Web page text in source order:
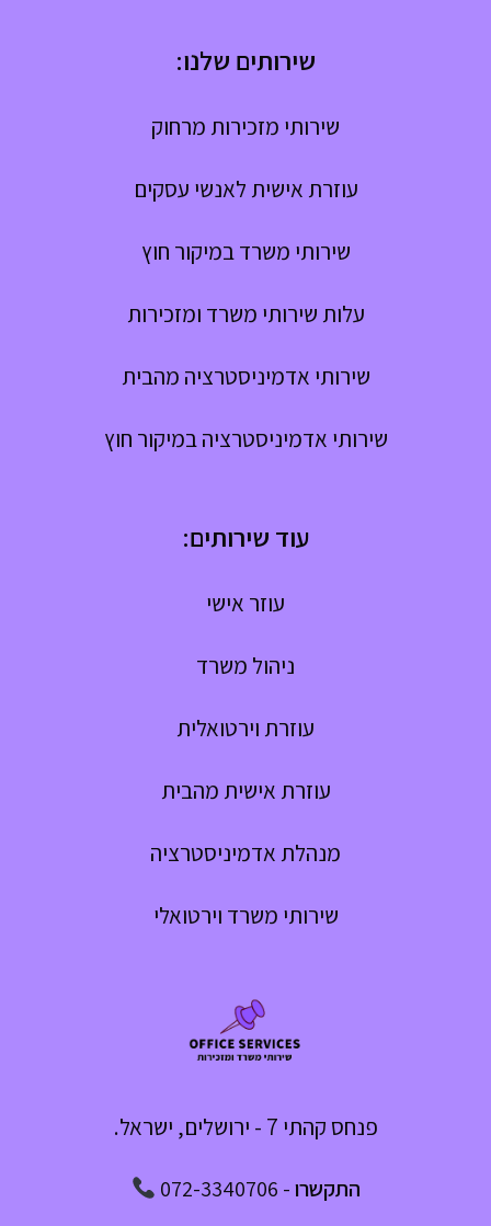
שירותים שלנו:
שירותי מזכירות מרחוק
עוזרת אישית לאנשי עסקים
שירותי משרד במיקור חוץ
עלות שירותי משרד ומזכירות
שירותי אדמיניסטרציה מהבית
שירותי אדמיניסטרציה במיקור חוץ
עוד שירותים:
עוזר אישי
ניהול משרד
עוזרת וירטואלית
עוזרת אישית מהבית
מנהלת אדמיניסטרציה
שירותי משרד וירטואלי
פנחס קהתי 7 - ירושלים, ישראל.
התקשרו-
072-3340706